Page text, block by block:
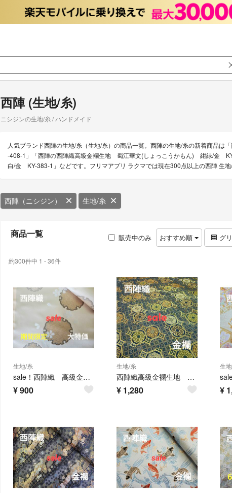
西陣 (生地/糸)
ニシジンの生地/糸 / ハンドメイド
人気ブランド西陣の生地/糸（生地/糸）の商品一覧。西陣の生地/糸の新着商
-408-1」「西陣の西陣織高級金襴生地 蜀江華文(しょっこうかもん) 紺緑/
白/金 KY-383-1」などです。フリマアプリ ラクマでは現在300点以上の西陣 生地/
西陣（ニシジン） 生地/糸
商品一覧 販売中のみ おすすめ順 グ
約300件中 1 - 36件
生地/糸
sale！西陣織 高級金襴生地 桜大華雪輪 ベージュ KY-408-1
¥900
生地/糸
西陣織高級金襴生地 蜀江華文(しょっこうかもん) 紺緑/金 KY-467-1
¥ 1,280
生
¥